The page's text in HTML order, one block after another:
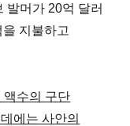
발머가 20억 달러
지불하고
액수의 구단
에는 사안의